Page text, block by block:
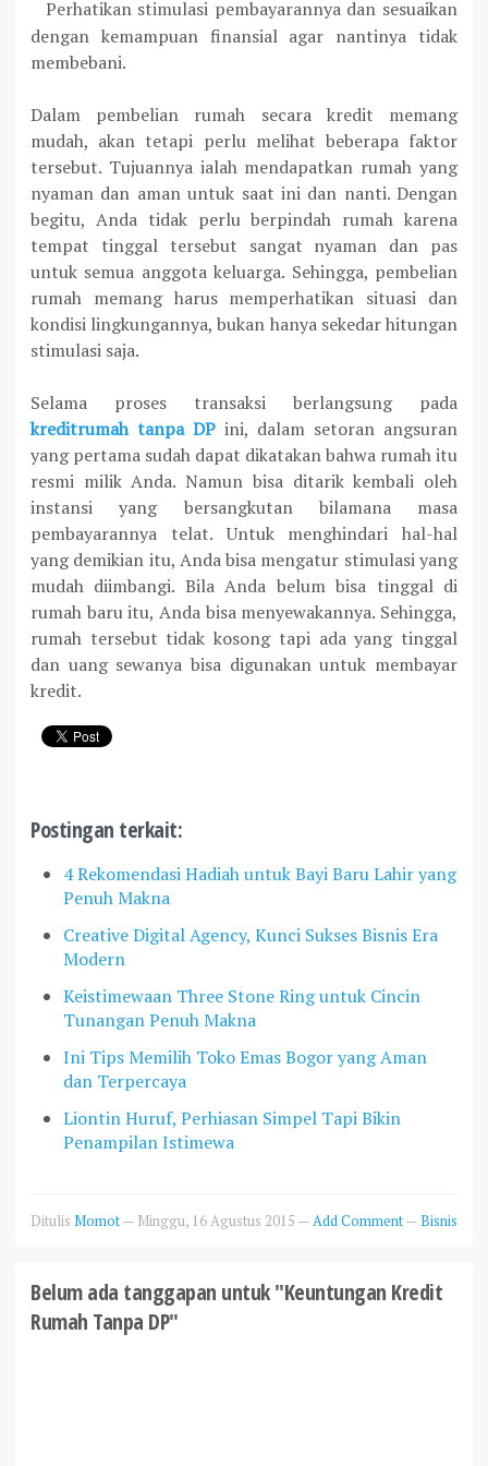
Perhatikan stimulasi pembayarannya dan sesuaikan
dengan kemampuan finansial agar nantinya tidak
membebani.
Dalam pembelian rumah secara kredit memang
mudah, akan tetapi perlu melihat beberapa faktor
tersebut. Tujuannya ialah mendapatkan rumah yang
nyaman dan aman untuk saat ini dan nanti. Dengan
begitu, Anda tidak perlu berpindah rumah karena
tempat tinggal tersebut sangat nyaman dan pas
untuk semua anggota keluarga. Sehingga, pembelian
rumah memang harus memperhatikan situasi dan
kondisi lingkungannya, bukan hanya sekedar hitungan
stimulasi saja.
Selama proses transaksi berlangsung pada
kreditrumah tanpa DP ini, dalam setoran angsuran
yang pertama sudah dapat dikatakan bahwa rumah itu
resmi milik Anda. Namun bisa ditarik kembali oleh
instansi yang bersangkutan bilamana masa
pembayarannya telat. Untuk menghindari hal-hal
yang demikian itu, Anda bisa mengatur stimulasi yang
mudah diimbangi. Bila Anda belum bisa tinggal di
rumah baru itu, Anda bisa menyewakannya. Sehingga,
rumah tersebut tidak kosong tapi ada yang tinggal
dan uang sewanya bisa digunakan untuk membayar
kredit.
Postingan terkait:
4 Rekomendasi Hadiah untuk Bayi Baru Lahir yang
Penuh Makna
Creative Digital Agency, Kunci Sukses Bisnis Era
Modern
Keistimewaan Three Stone Ring untuk Cincin
Tunangan Penuh Makna
Ini Tips Memilih Toko Emas Bogor yang Aman
dan Terpercaya
Liontin Huruf, Perhiasan Simpel Tapi Bikin
Penampilan Istimewa
Ditulis Momot— Minggu, 16 Agustus 2015 —Add Comment—Bisnis
Belum ada tanggapan untuk "Keuntungan Kredit
Rumah Tanpa DP"